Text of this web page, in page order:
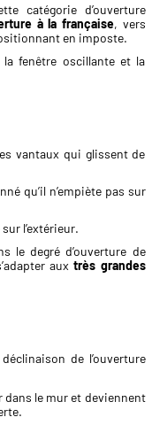
catégorie d’ouverture
à la française, vers
en imposte.
fenêtre oscillante et la
vantaux qui glissent de
qu’il n’empiète pas sur
l’extérieur.
le degré d’ouverture de
auxtrès grandes
de l’ouverture
dans le mur et deviennent